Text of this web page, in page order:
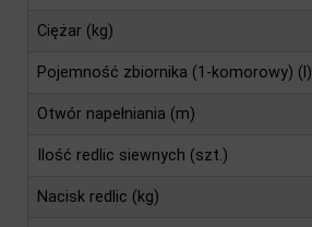
Ciężar (kg)
Pojemność zbiornika (1-komorowy) (l)
Otwór napełniania (m)
Ilość redlic siewnych (szt.)
Nacisk redlic (kg)